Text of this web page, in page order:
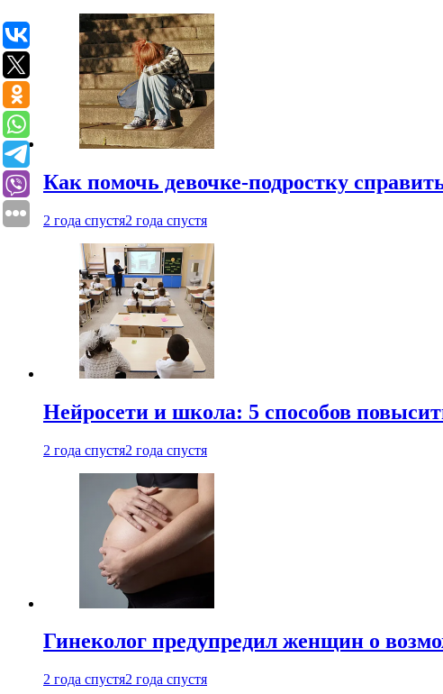
Как помочь девочке-подростку
2 года спустя2 года спустя
Нейросети и школа: 5 способов
2 года спустя2 года спустя
Гинеколог предупредил женщин о
2 года спустя2 года спустя